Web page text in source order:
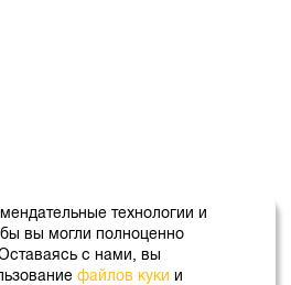
технологии и
вы могли полноценно
с нами, вы
файлов куки и